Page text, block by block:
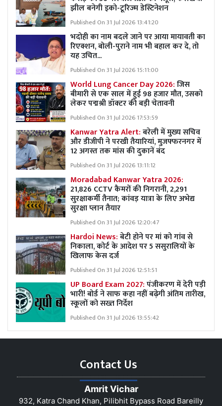
झील बनेगी इको-टूरिज्म डेस्टिनेशन
Published On 31 Jul 2026 13:41:20
भदोही का नाम बदले जाने पर आया मायावती का
रिएक्शन, बोली-पुराने नाम भी बहाल कर दे, तो
यह उचित...
Published On 31 Jul 2026 15:11:00
World Lung Cancer Day 2026:जिस
बीमारी से एक साल में हुई 98 हजार मौत, उसको
लेकर पद्मश्री डॉक्टर की बड़ी चेतावनी
Published On 31 Jul 2026 17:53:59
Kanwar Yatra Alert:बरेली में मुख्य सचिव
और डीजीपी ने परखी तैयारियां, मुजफ्फरनगर में
12 अगस्त तक मांस की दुकानें बंद
Published On 31 Jul 2026 13:11:12
Moradabad Kanwar Yatra 2026:
21,826 CCTV कैमरों की निगरानी, 2,291
सुरक्षाकर्मी तैनात; कांवड़ यात्रा के लिए अभेद्य
सुरक्षा प्लान तैयार
Published On 31 Jul 2026 12:20:47
Hardoi News:बेटी होने पर मां को गांव से
निकाला, कोर्ट के आदेश पर 5 ससुरालियों के
खिलाफ केस दर्ज
Published On 31 Jul 2026 12:51:51
UP Board Exam 2027:पंजीकरण में देरी पड़ी
भारी! बोर्ड ने साफ कहा नहीं बढ़ेगी अंतिम तारीख,
स्कूलों को सख्त निर्देश
Published On 31 Jul 2026 13:55:42
Contact Us
Amrit Vichar
932, Katra Chand Khan, Pilibhit Bypass Road Bareilly